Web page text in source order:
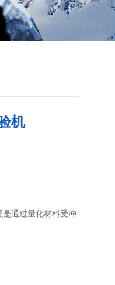
机
通过量化材料受冲